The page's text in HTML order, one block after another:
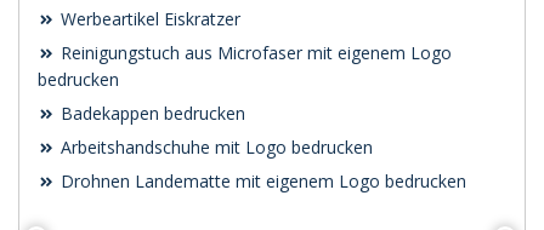
Werbeartikel Eiskratzer
Reinigungstuch aus Microfaser mit eigenem Logo
bedrucken
Badekappen bedrucken
Arbeitshandschuhe mit Logo bedrucken
Drohnen Landematte mit eigenem Logo bedrucken